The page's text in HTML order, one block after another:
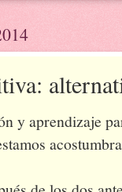
y aprendizaje